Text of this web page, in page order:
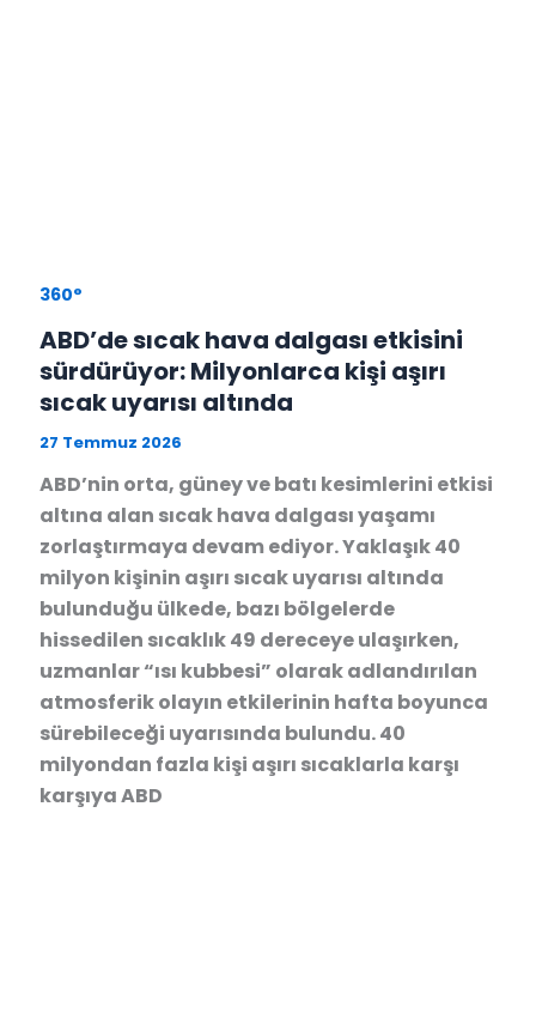
360°
ABD’de sıcak hava dalgası etkisini
sürdürüyor: Milyonlarca kişi aşırı
sıcak uyarısı altında
27 Temmuz 2026
ABD’nin orta, güney ve batı kesimlerini etkisi
altına alan sıcak hava dalgası yaşamı
zorlaştırmaya devam ediyor. Yaklaşık 40
milyon kişinin aşırı sıcak uyarısı altında
bulunduğu ülkede, bazı bölgelerde
hissedilen sıcaklık 49 dereceye ulaşırken,
uzmanlar “ısı kubbesi” olarak adlandırılan
atmosferik olayın etkilerinin hafta boyunca
sürebileceği uyarısında bulundu. 40
milyondan fazla kişi aşırı sıcaklarla karşı
karşıya ABD